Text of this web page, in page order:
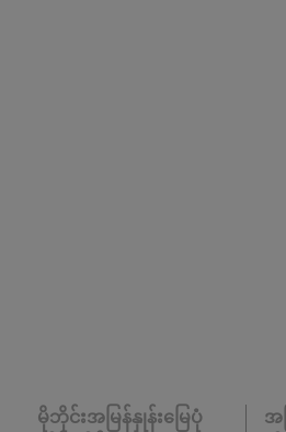
မိုဘိုင်းအမြန်နှုန်းမြေပုံ
အ